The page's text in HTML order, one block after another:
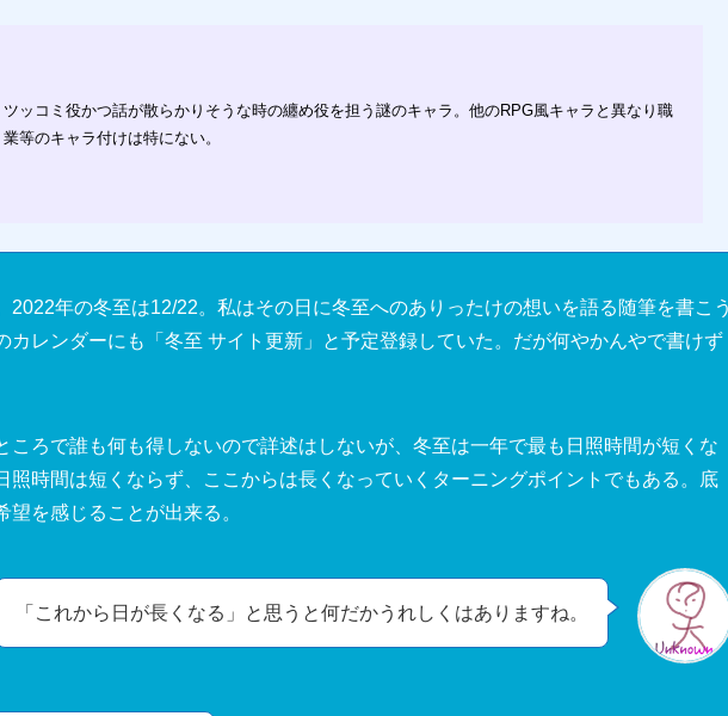
ツッコミ役かつ話が散らかりそうな時の纏め役を担う謎のキャラ。他のRPG風キャラと異なり職
業等のキャラ付けは特にない。
2022年の冬至は12/22。私はその日に冬至へのありったけの想いを語る随筆を書こ
カレンダーにも「冬至 サイト更新」と予定登録していた。だが何やかんやで書けず
ころで誰も何も得しないので詳述はしないが、冬至は一年で最も日照時間が短くな
照時間は短くならず、ここからは長くなっていくターニングポイントでもある。底
を感じることが出来る。
「これから日が長くなる」と思うと何だかうれしくはありますね。